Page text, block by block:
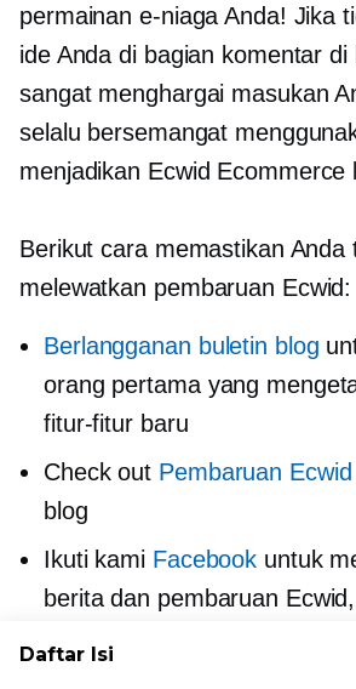
permainan e-niaga Anda! Jika
ide Anda di bagian komentar
sangat menghargai masukan
selalu bersemangat
menjadikan Ecwid Ecommerce
Berikut cara memastikan Anda
melewatkan pembaruan Ecwid:
Berlangganan buletin blog
orang pertama yang
fitur-fitur baru
Check out Pembaruan Ecwid
blog
Ikuti kami Facebook untuk
berita dan pembaruan
Daftar Isi